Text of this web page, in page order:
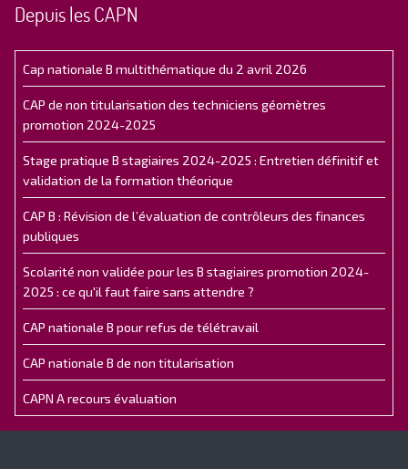
Depuis les CAPN
Cap nationale B multithématique du 2 avril 2026
CAP de non titularisation des techniciens géomètres
promotion 2024-2025
Stage pratique B stagiaires 2024-2025 : Entretien définitif et
validation de la formation théorique
CAP B : Révision de l’évaluation de contrôleurs des finances
publiques
Scolarité non validée pour les B stagiaires promotion 2024-
2025 : ce qu'il faut faire sans attendre ?
CAP nationale B pour refus de télétravail
CAP nationale B de non titularisation
CAPN A recours évaluation